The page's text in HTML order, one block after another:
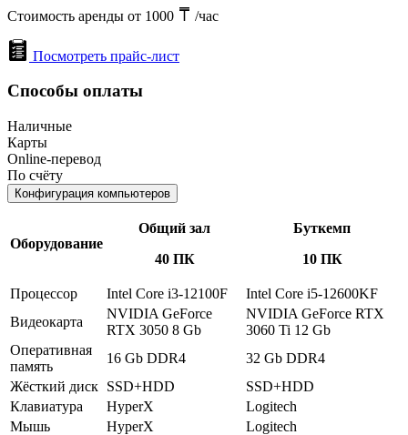
Стоимость аренды от 1000 /час
Посмотреть прайс-лист
Способы оплаты
Наличные
Карты
Online-перевод
По счёту
Конфигурация компьютеров
Оборудование
Общий зал
40 ПК
Буткемп
10 ПК
Процессор Intel Core i3-12100F
Intel Core i5-12600KF
Видеокарта
NVIDIA GeForce
RTX 3050 8 Gb
NVIDIA GeForce RTX
3060 Ti 12 Gb
Оперативная
память
16 Gb DDR4
32 Gb DDR4
Жёсткий диск SSD+HDD
SSD+HDD
Клавиатура
HyperX
Logitech
Мышь
HyperX
Logitech